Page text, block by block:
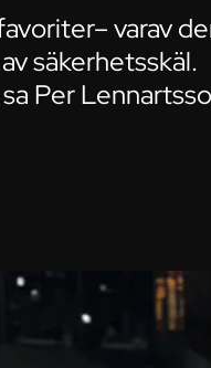
varav
säkerhetsskäl.
Per